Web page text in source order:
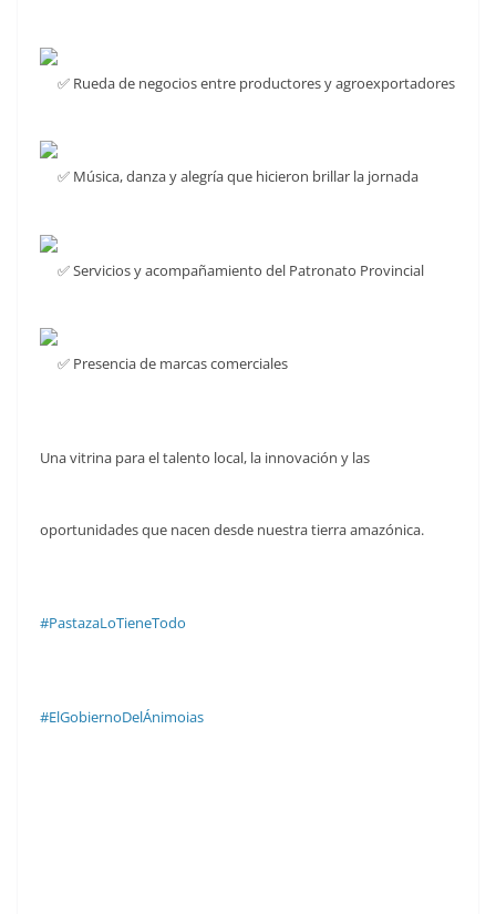
Rueda de negocios entre productores y agroexportadores
Música, danza y alegría que hicieron brillar la jornada
Servicios y acompañamiento del Patronato Provincial
Presencia de marcas comerciales
Una vitrina para el talento local, la innovación y las
oportunidades que nacen desde nuestra tierra amazónica.
#PastazaLoTieneTodo
#ElGobiernoDelÁnimoias